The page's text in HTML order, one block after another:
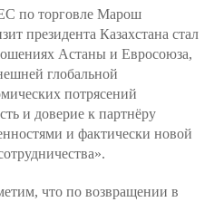
по торговле Марош
президента Казахстана стал
Астаны и Евросоюза,
глобальной
потрясений
и доверие к партнёру
и фактически новой
что по возвращении в